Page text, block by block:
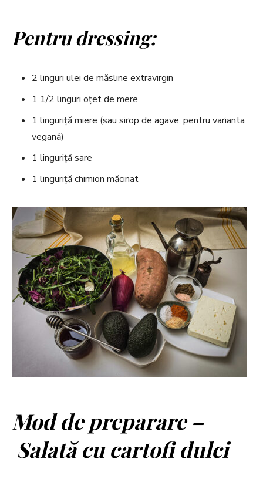
Pentru dressing:
2 linguri ulei de măsline extravirgin
1 1/2 linguri oțet de mere
1 linguriță miere (sau sirop de agave, pentru varianta
vegană)
1 linguriță sare
1 linguriță chimion măcinat
Mod de preparare –
Salată cu cartofi dulci